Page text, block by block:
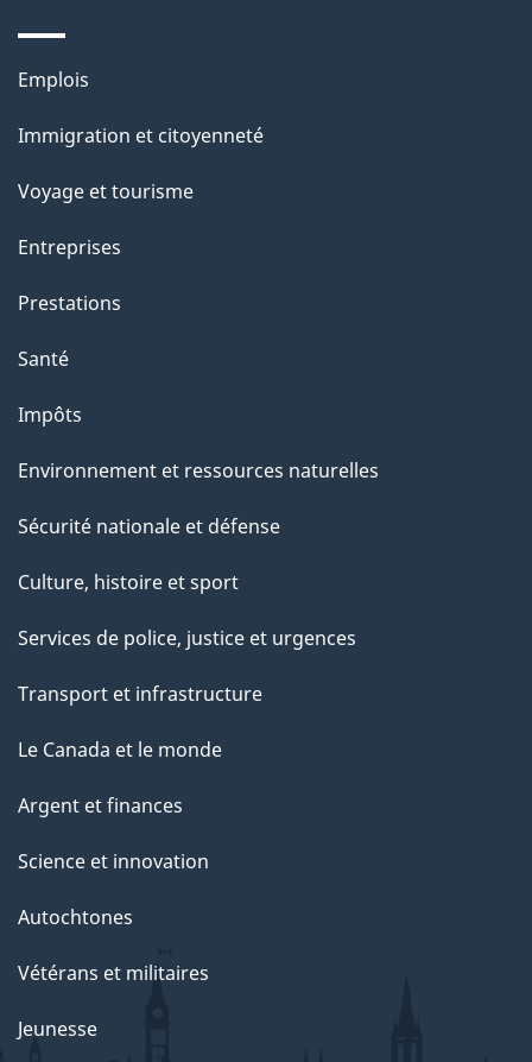
s
u
r
e
t
e
p
g
e
Thèmes
sujets
Emplois
Immigration et citoyenneté
Voyage et tourisme
Entreprises
Prestations
Santé
Impôts
Environnement et ressources naturelles
Sécurité nationale et défense
Culture, histoire et sport
Services de police, justice et urgences
Transport et infrastructure
Le Canada et le monde
Argent et finances
Science et innovation
Autochtones
Vétérans et militaires
Jeunesse